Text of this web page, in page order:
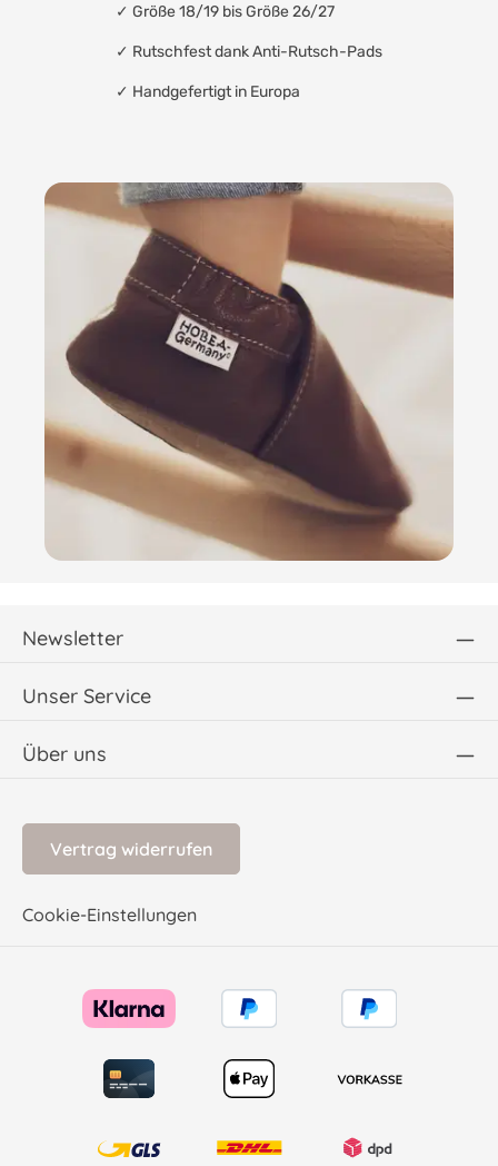
✓ Größe 18/19 bis Größe 26/27
✓ Rutschfest dank Anti-Rutsch-Pads
✓ Handgefertigt in Europa
Newsletter
Unser Service
Über uns
Vertrag widerrufen
Cookie-Einstellungen